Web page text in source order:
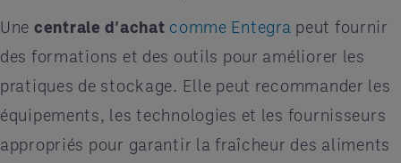
Une centrale d'achat comme Entegra peut fournir
des formations et des outils pour améliorer les
pratiques de stockage. Elle peut recommander les
équipements, les technologies et les fournisseurs
appropriés pour garantir la fraîcheur des aliments